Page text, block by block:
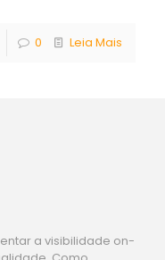
0 Leia Mais
a visibilidade on-